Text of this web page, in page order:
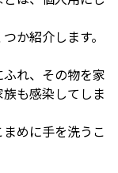
か紹介します。
れ、その物を家
も感染してしま
めに手を洗うこ